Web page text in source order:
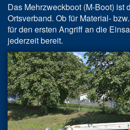
Das Mehrzweckboot (M-Boot) ist
Ortsverband. Ob für Material-
für den ersten Angriff an die
jederzeit bereit.